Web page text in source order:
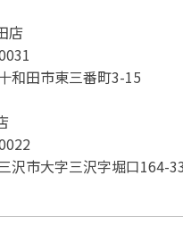
店
和田市東三番町3-15
沢市大字三沢字堀口164-